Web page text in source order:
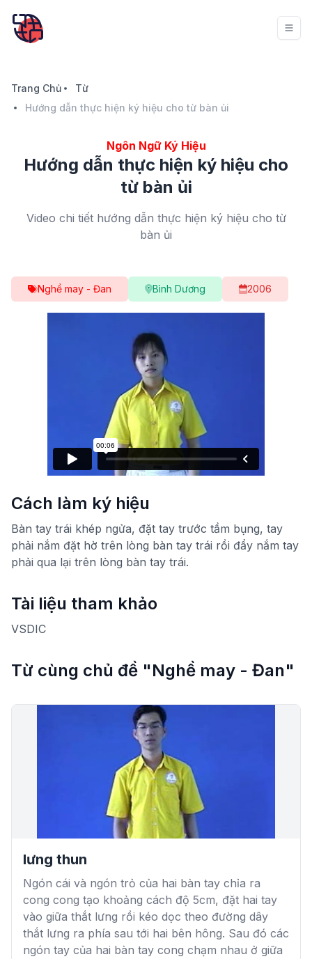
Trang Chủ
Từ
Hướng dẫn thực hiện ký hiệu cho từ bàn ủi
Ngôn Ngữ Ký Hiệu
Hướng dẫn thực hiện ký hiệu cho
từ bàn ủi
Video chi tiết hướng dẫn thực hiện ký hiệu cho từ
bàn ủi
Nghề may - Đan Bình Dương 2006
Cách làm ký hiệu
Bàn tay trái khép ngửa, đặt tay trước tầm bụng, tay
phải nắm đặt hờ trên lòng bàn tay trái rồi đẩy nắm tay
phải qua lại trên lòng bàn tay trái.
Tài liệu tham khảo
VSDIC
Từ cùng chủ đề "Nghề may - Đan"
lưng thun
Ngón cái và ngón trỏ của hai bàn tay chỉa ra
cong cong tạo khoảng cách độ 5cm, đặt hai tay
vào giữa thắt lưng rồi kéo dọc theo đường dây
thắt lưng ra phía sau tới hai bên hông. Sau đó các
ngón tay của hai bàn tay cong chạm nhau ở giữa